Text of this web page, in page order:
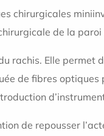
chirurgicales
de la
Elle permet
de fibres
de repousser